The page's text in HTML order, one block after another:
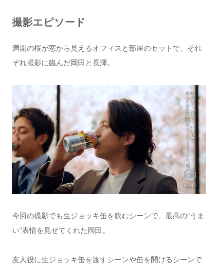
撮影エピソード
満開の桜が窓から見えるオフィスと部屋のセットで、それ
ぞれ撮影に臨んだ岡田と長澤。
今回の撮影でも生ジョッキ缶を飲むシーンで、最高の“うま
い”表情を見せてくれた岡田。
友人役に生ジョッキ缶を渡すシーンや缶を開けるシーンで